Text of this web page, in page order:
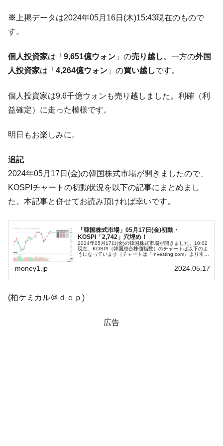
『Money1』
韓国政府『BYD』車への補助金を全廃 ⇒ 実
は韓国で『BYD』車は売れている。6カ月で対前年同期比
『Money1』
在韓米国大使スティールが着韓！⇒ さっそ
く空港に詰めかけ「出て行け！」「極右勢力」のプラカー
『Money1』
韓国政府「2035年までに18.4GW規模のAIデ
ータセンター整備」⇒ だから無理だってば。
ほぼ終わった」
『Money1』
『Money1』
韓国政府「ニセＫ-ブランドを通報しようキ
ャンペーン」⇒ あの名物教授も登場！
ぎ」では。
『Money1』
韓国鉄鋼最大手『POSCO』ズブズブ沈む。
営業利益80.2％も減少
『Money1』
米国下院「韓国の公務員個人をターゲット
にぶん殴る法案」提出！⇒ クーパン問題は合衆国企業に対
韓国ボンクラ政策室長･金容範、株価暴落に
※ 上掲データは2024年05月16日(木)15:43現在のもので
す。
個人投資家は「 9,651億ウォン 」の売り越し 。一方の外国
人投資家は「 4,264億ウォン 」の買い越しです。
個人投資家は9.6千億ウォンも売り越しました。利確（利
益確定）に走った模様です。
明日もお楽しみに。
追記
2024年05月17日(金)の韓国株式市場が開きましたので、
KOSPIチャートの初動状況を以下の記事にまとめまし
た。本記事と併せてお読み頂ければ幸いです。
「韓国株式市場」05月17日(金)初動・
KOSPI「2,742」穴埋め！
2024年05月17日(金)の韓国株式市場が開きました。10:02
現在、KOSPI（韓国総合株価指数）のチャートは以下のよ
うになっています（チャートは『Investing.com』より引
money1.jp 2024.05.17
(柏ケミカル＠ｄｃｐ)
広告